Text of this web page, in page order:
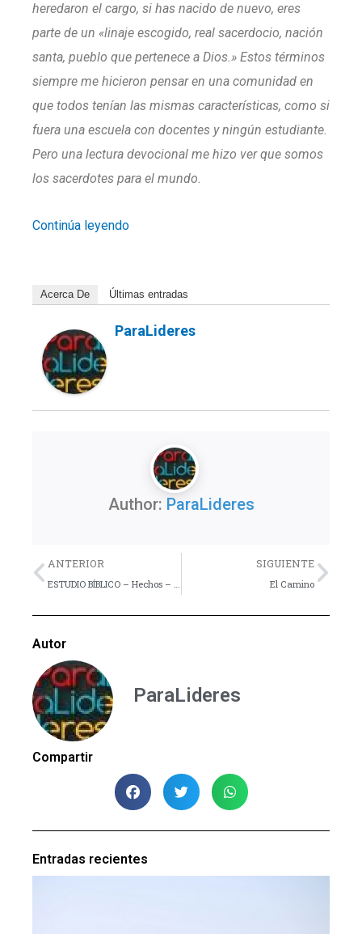
heredaron el cargo, si has nacido de nuevo, eres
parte de un «linaje escogido, real sacerdocio, nación
santa, pueblo que pertenece a Dios.» Estos términos
siempre me hicieron pensar en una comunidad en
que todos tenían las mismas características, como si
fuera una escuela con docentes y ningún estudiante.
Pero una lectura devocional me hizo ver que somos
los sacerdotes para el mundo.
Continúa leyendo
Acerca De Últimas entradas
ParaLideres
Author: ParaLideres
Previo
ANTERIOR
ESTUDIO BÍBLICO – Hechos – Lección 4
SIGUIENTE
El Camino
Autor
ParaLideres
Compartir
Entradas recientes